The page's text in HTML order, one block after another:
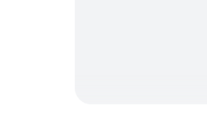
Поддержка мощных